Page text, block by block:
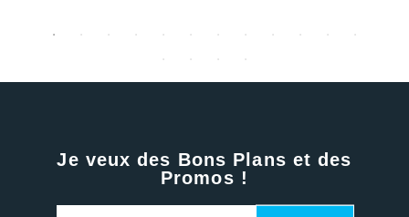
Je veux des Bons Plans et des
Promos !